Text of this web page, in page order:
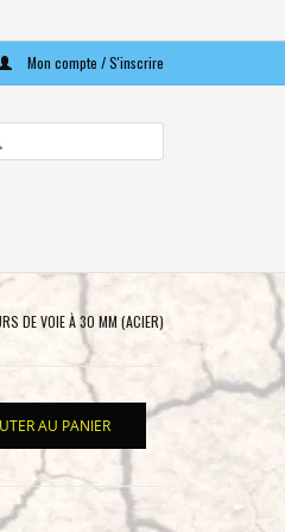
Mon compte / S'inscrire
sélectionner
résultat
Entrée
DE VOIE À 30 MM (ACIER)
AU PANIER